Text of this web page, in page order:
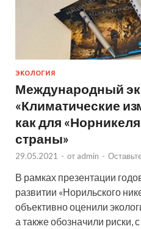
ЭКОЛОГИЯ
Международный
«Климатические
как для
страны»
29.05.2021 - от admin -
В рамках презентации
развитии «Норильского
объективно оценили
а также обозначили